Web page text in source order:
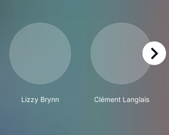
Lizzy Brynn Clément Langlais
right